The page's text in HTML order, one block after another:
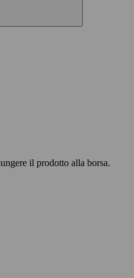
il prodotto alla borsa.